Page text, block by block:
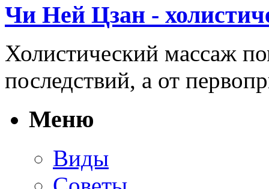
Чи Ней Цзан -
Холистический массаж
последствий, а от
Меню
Виды